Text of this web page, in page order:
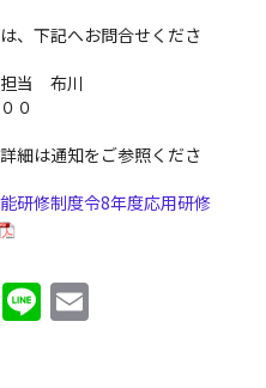
、下記へお問合せくださ
当 布川
０
細は通知をご参照くださ
研修制度令8年度応用研修
T Li